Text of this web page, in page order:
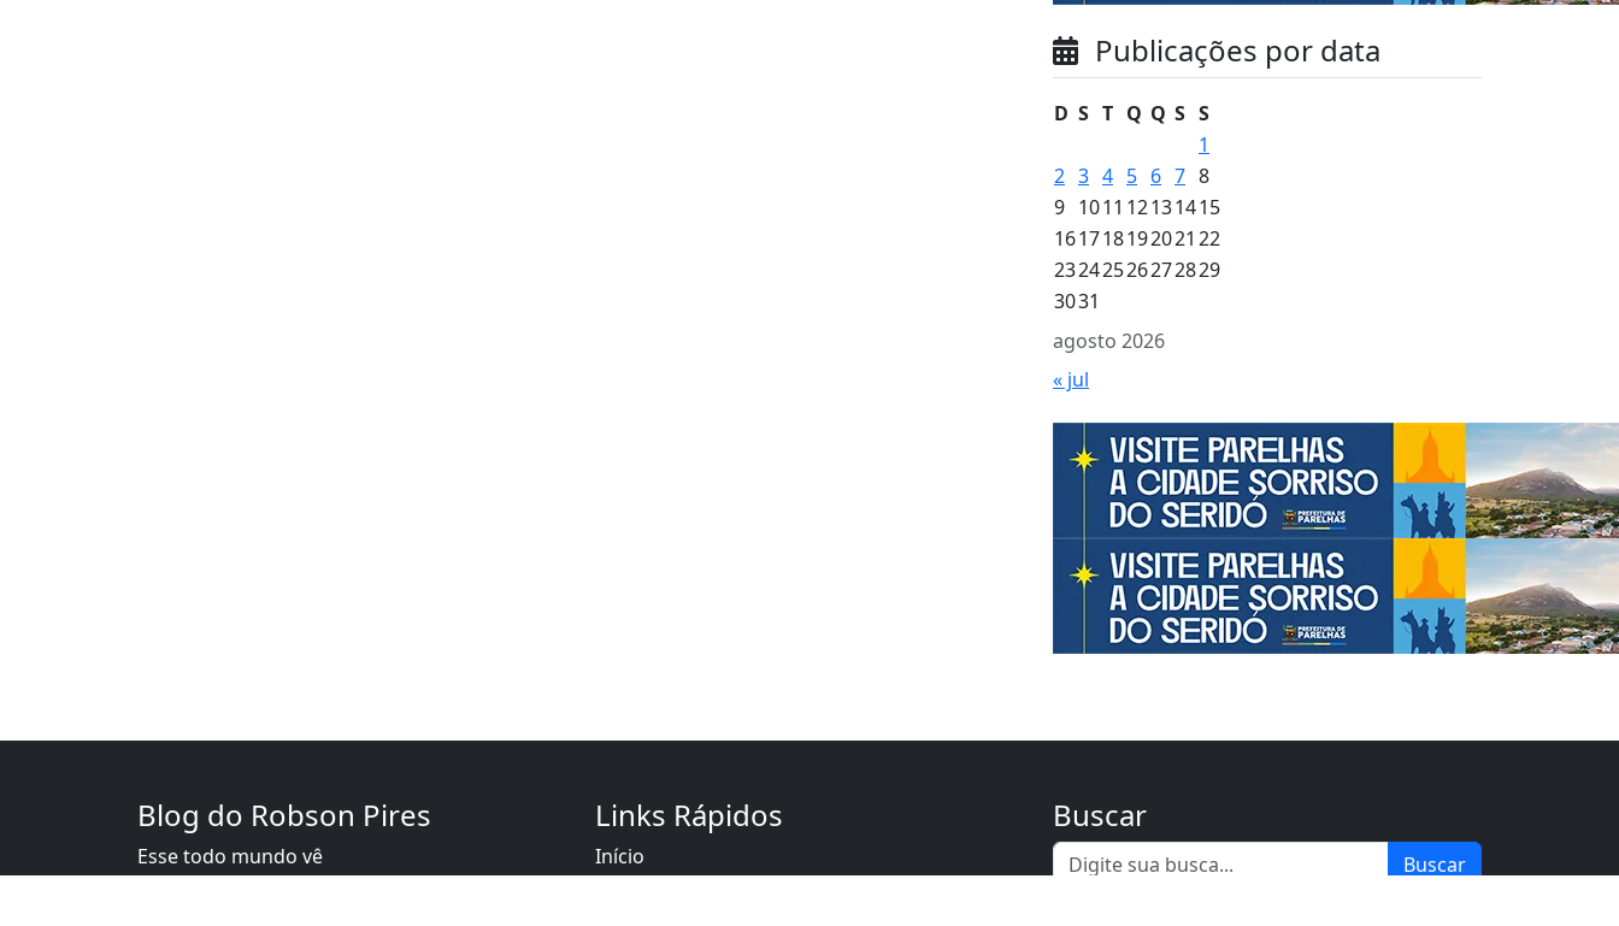
Publicações por data
agosto 2026
D S T Q Q S S
1
2 3 4 5 6 7 8
9 1011 12131415
161718192021 22
23242526272829
3031
« jul
Blog do Robson Pires
Esse todo mundo vê
Links Rápidos
Início
Buscar
Buscar